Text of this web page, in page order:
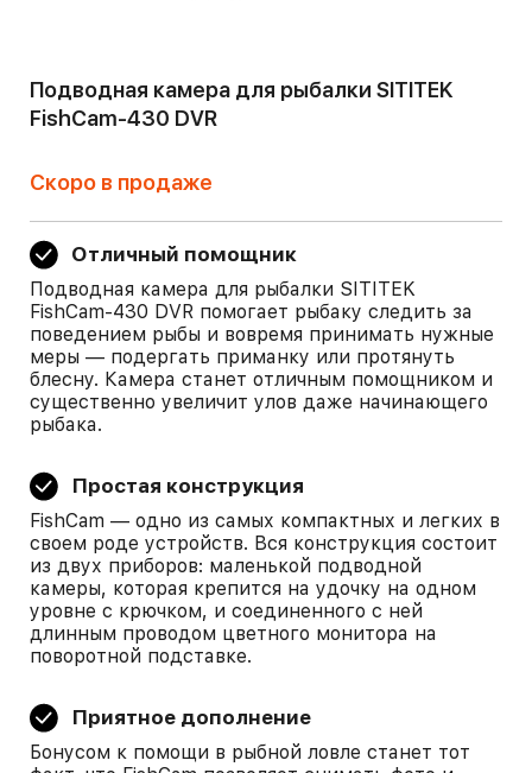
Подводная камера для рыбалки SITITEK
FishCam-430 DVR
Скоро в продаже
Отличный помощник
Подводная камера для рыбалки SITITEK
FishCam-430 DVR помогает рыбаку следить за
поведением рыбы и вовремя принимать нужные
меры — подергать приманку или протянуть
блесну. Камера станет отличным помощником и
существенно увеличит улов даже начинающего
рыбака.
Простая конструкция
FishCam — одно из самых компактных и легких в
своем роде устройств. Вся конструкция состоит
из двух приборов: маленькой подводной
камеры, которая крепится на удочку на одном
уровне с крючком, и соединенного с ней
длинным проводом цветного монитора на
поворотной подставке.
Приятное дополнение
Бонусом к помощи в рыбной ловле станет тот